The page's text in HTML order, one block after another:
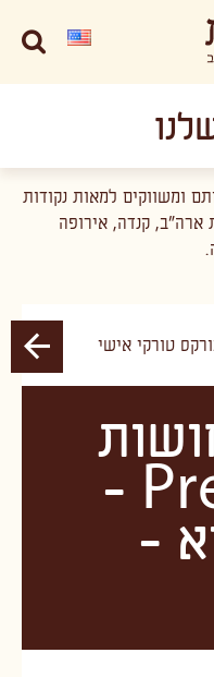
ומשווקים למאות נקודות
ארה”ב, קנדה, אירופה
טורקי אישי
Premium -
-